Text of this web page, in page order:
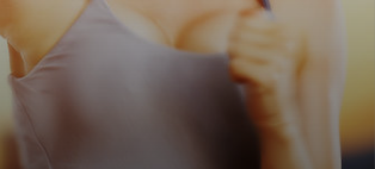
Étude de cas